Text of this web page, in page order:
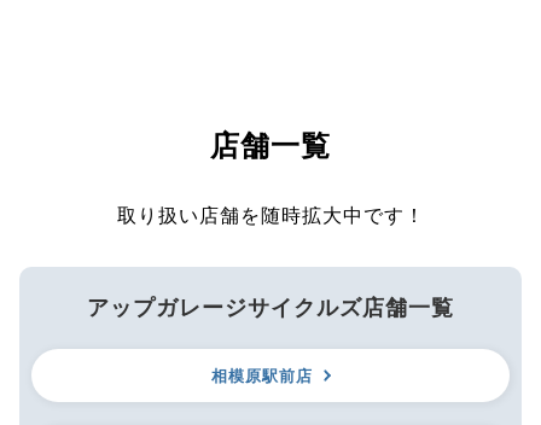
店舗一覧
取り扱い店舗を随時拡大中です！
アップガレージサイクルズ店舗一覧
相模原駅前店